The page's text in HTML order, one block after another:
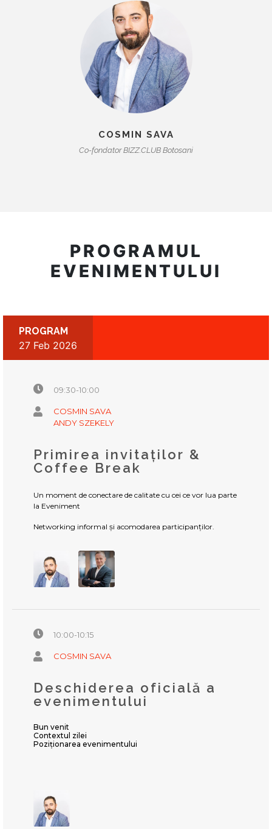
COSMIN SAVA
Co-fondator BIZZ.CLUB Botosani
PROGRAMUL
EVENIMENTULUI
PROGRAM
27 Feb 2026
09:30-10:00
COSMIN SAVA
ANDY SZEKELY
Primirea invitaților &
Coffee Break
Un moment de conectare de calitate cu cei ce vor lua parte
la Eveniment
Networking informal și acomodarea participanților.
10:00-10:15
COSMIN SAVA
Deschiderea oficială a
evenimentului
Bun venit
Contextul zilei
Poziționarea evenimentului